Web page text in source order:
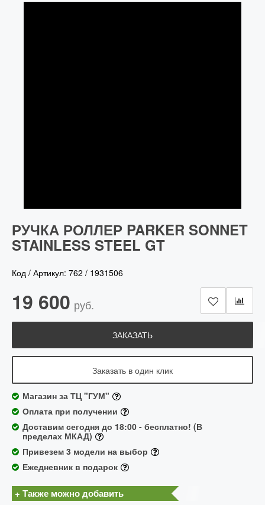
РУЧКА РОЛЛЕР PARKER SONNET
STAINLESS STEEL GT
Код / Артикул: 762 / 1931506
19 600 руб.
ЗАКАЗАТЬ
Заказать в один клик
Магазин за ТЦ "ГУМ"
Оплата при получении
Доставим сегодня до 18:00 - бесплатно! (В
пределах МКАД)
Привезем 3 модели на выбор
Ежедневник в подарок
+ Также можно добавить